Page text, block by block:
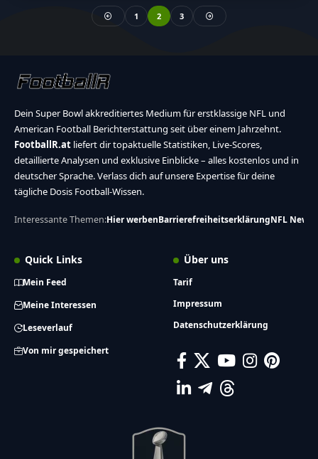
1 2 3
Dein Super Bowl akkreditiertes Medium für erstklassige NFL und
American Football Berichterstattung seit über einem Jahrzehnt.
FootballR.at liefert dir topaktuelle Statistiken, Live-Scores,
detaillierte Analysen und exklusive Einblicke – alles kostenlos und in
deutscher Sprache. Verlass dich auf unsere Expertise für deine
tägliche Dosis Football-Wissen.
Interessante Themen:Hier werbenBarrierefreiheitserklärungNFL News
Quick Links
Mein Feed
Meine Interessen
Leseverlauf
Von mir gespeichert
Über uns
Tarif
Impressum
Datenschutzerklärung